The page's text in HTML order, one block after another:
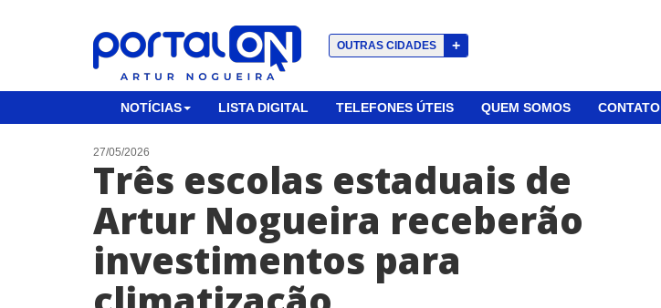
OUTRAS CIDADES +
NOTÍCIAS LISTA DIGITAL TELEFONES ÚTEIS QUEM SOMOS CONTATO
27/05/2026
Três escolas estaduais de
Artur Nogueira receberão
investimentos para
PM apreende carro com placa
adulterada durante
patrulhamento em Artur